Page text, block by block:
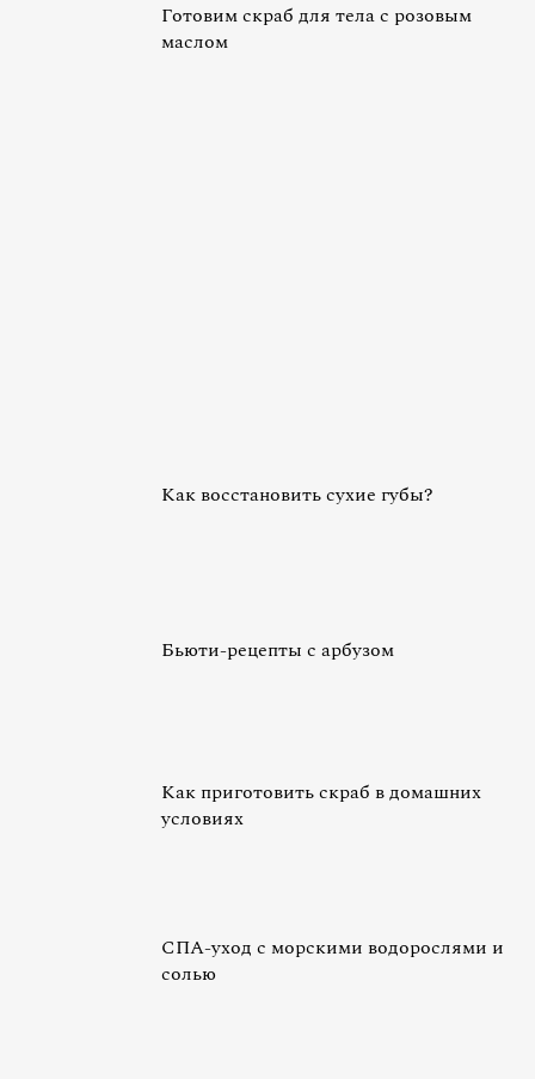
Готовим скраб для тела с розовым
маслом
Как восстановить сухие губы?
Бьюти-рецепты с арбузом
Как приготовить скраб в домашних
условиях
СПА-уход с морскими водорослями и
солью